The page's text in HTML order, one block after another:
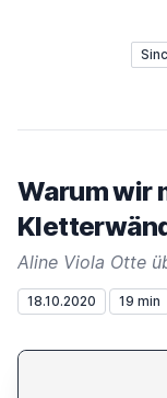
Warum wir
Aline Viola Otte
18.10.2020 19 min